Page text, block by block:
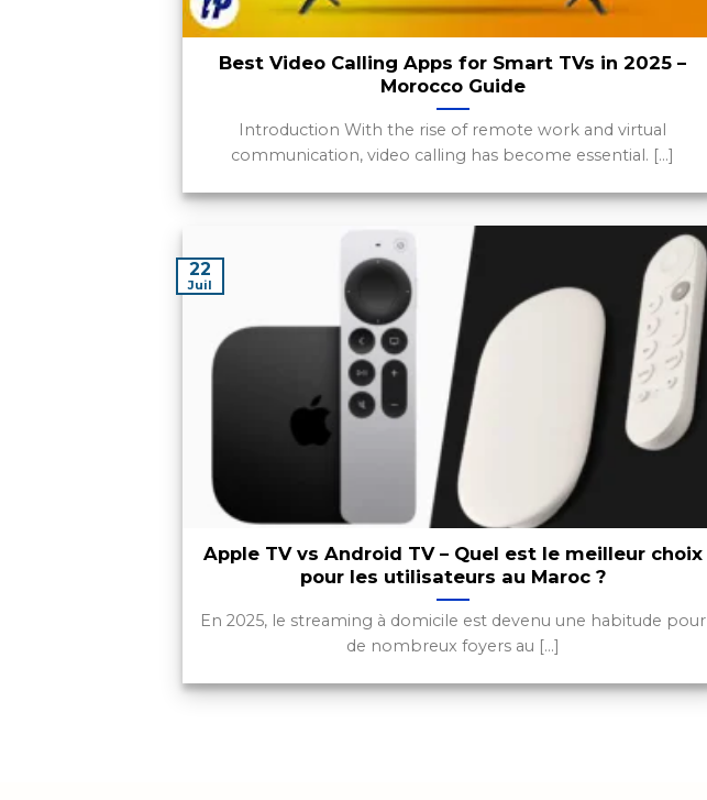
Best Video Calling Apps for Smart TVs in 2025 –
Morocco Guide
Introduction With the rise of remote work and virtual
communication, video calling has become essential. [...]
Apple TV vs Android TV – Quel est le meilleur choix
pour les utilisateurs au Maroc ?
En 2025, le streaming à domicile est devenu une habitude pour
de nombreux foyers au [...]
22
Juil